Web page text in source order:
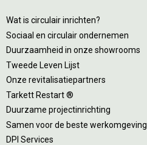
Wat is circulair inrichten?
Sociaal en circulair ondernemen
Duurzaamheid in onze showrooms
Tweede Leven Lijst
Onze revitalisatiepartners
Tarkett Restart ®
Duurzame projectinrichting
Samen voor de beste werkomgeving
DPI Services